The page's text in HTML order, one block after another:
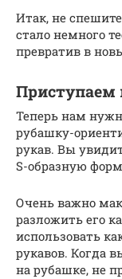
Итак, не
стало немного
превратив в
Приступаем
Теперь нам
рубашку-
рукав. Вы
S-образную
Очень важно
разложить его
использовать
рукавов. Когда
на рубашке, не